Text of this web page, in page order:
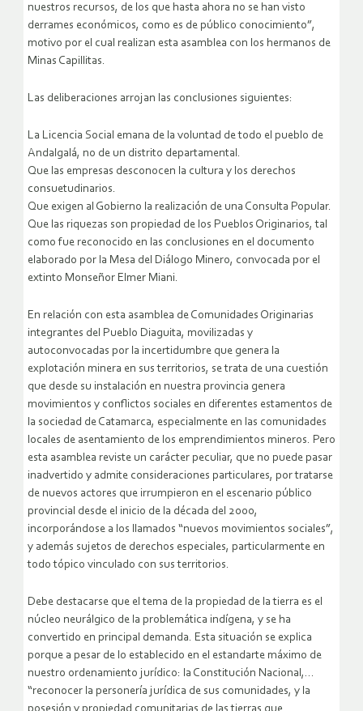
nuestros recursos, de los que hasta ahora no se han visto
derrames económicos, como es de público conocimiento”,
motivo por el cual realizan esta asamblea con los hermanos de
Minas Capillitas.
Las deliberaciones arrojan las conclusiones siguientes:
La Licencia Social emana de la voluntad de todo el pueblo de
Andalgalá, no de un distrito departamental.
Que las empresas desconocen la cultura y los derechos
consuetudinarios.
Que exigen al Gobierno la realización de una Consulta Popular.
Que las riquezas son propiedad de los Pueblos Originarios, tal
como fue reconocido en las conclusiones en el documento
elaborado por la Mesa del Diálogo Minero, convocada por el
extinto Monseñor Elmer Miani.
En relación con esta asamblea de Comunidades Originarias
integrantes del Pueblo Diaguita, movilizadas y
autoconvocadas por la incertidumbre que genera la
explotación minera en sus territorios, se trata de una cuestión
que desde su instalación en nuestra provincia genera
movimientos y conflictos sociales en diferentes estamentos de
la sociedad de Catamarca, especialmente en las comunidades
locales de asentamiento de los emprendimientos mineros. Pero
esta asamblea reviste un carácter peculiar, que no puede pasar
inadvertido y admite consideraciones particulares, por tratarse
de nuevos actores que irrumpieron en el escenario público
provincial desde el inicio de la década del 2000,
incorporándose a los llamados “nuevos movimientos sociales”,
y además sujetos de derechos especiales, particularmente en
todo tópico vinculado con sus territorios.
Debe destacarse que el tema de la propiedad de la tierra es el
núcleo neurálgico de la problemática indígena, y se ha
convertido en principal demanda. Esta situación se explica
porque a pesar de lo establecido en el estandarte máximo de
nuestro ordenamiento jurídico: la Constitución Nacional,…
“reconocer la personería jurídica de sus comunidades, y la